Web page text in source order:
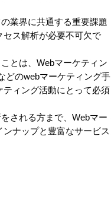
業界に共通する重要課題
セス解析が必要不可欠で
とは、Webマーケティン
どのwebマーケティング手
ィング活動にとって必須
される方まで、Webマー
ナップと豊富なサービス